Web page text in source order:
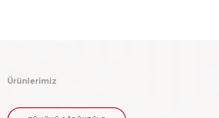
Ürünlerimiz